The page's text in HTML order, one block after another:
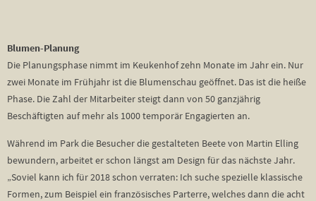
Blumen-Planung
Die Planungsphase nimmt im Keukenhof zehn Monate im Jahr ein. Nur
zwei Monate im Frühjahr ist die Blumenschau geöffnet. Das ist die heiße
Phase. Die Zahl der Mitarbeiter steigt dann von 50 ganzjährig
Beschäftigten auf mehr als 1000 temporär Engagierten an.
Während im Park die Besucher die gestalteten Beete von Martin Elling
bewundern, arbeitet er schon längst am Design für das nächste Jahr.
„Soviel kann ich für 2018 schon verraten: Ich suche spezielle klassische
Formen, zum Beispiel ein französisches Parterre, welches dann die acht